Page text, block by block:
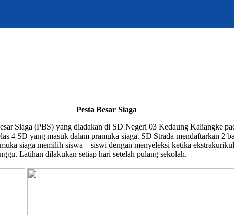
Pesta Besar Siaga
(PBS) yang diadakan di SD Negeri 03 Kedaung Kaliangke
4 SD yang masuk dalam pramuka siaga. SD Strada mendaftarkan
siaga memilih siswa – siswi dengan menyeleksi ketika
Latihan dilakukan setiap hari setelah pulang sekolah.